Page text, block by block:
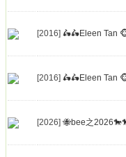
[2016] 🛵🛵Eleen Tan
[2016] 🛵🛵Eleen Tan
[2026] 🐝bee之